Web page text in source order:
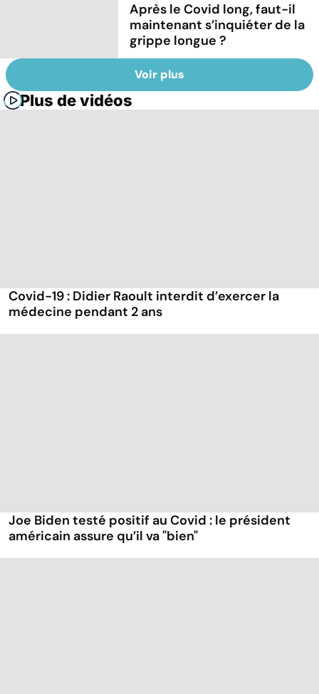
Après le Covid long, faut-il
maintenant s’inquiéter de la
grippe longue ?
Voir plus
Plus de vidéos
Covid-19 : Didier Raoult interdit d’exercer la
médecine pendant 2 ans
Joe Biden testé positif au Covid : le président
américain assure qu’il va "bien"